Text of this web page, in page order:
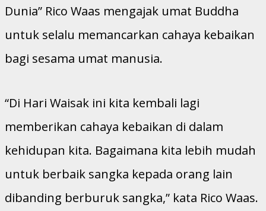
Dunia” Rico Waas mengajak umat Buddha
untuk selalu memancarkan cahaya kebaikan
bagi sesama umat manusia.
“Di Hari Waisak ini kita kembali lagi
memberikan cahaya kebaikan di dalam
kehidupan kita. Bagaimana kita lebih mudah
untuk berbaik sangka kepada orang lain
dibanding berburuk sangka,” kata Rico Waas.